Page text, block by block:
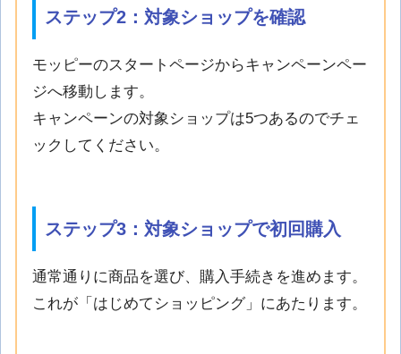
ステップ2：対象ショップを確認
モッピーのスタートページからキャンペーンペー
ジへ移動します。
キャンペーンの対象ショップは5つあるのでチェ
ックしてください。
ステップ3：対象ショップで初回購入
通常通りに商品を選び、購入手続きを進めます。
これが「はじめてショッピング」にあたります。